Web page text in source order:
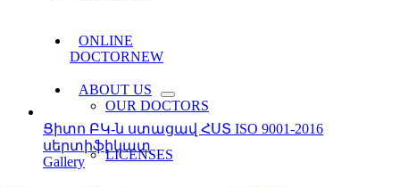
ONLINE
DOCTORNEW
ABOUT US
OUR DOCTORS
LICENSES
Ցիտո ԲԿ-ն ստացավ ՀՍՏ ISO 9001-2016
սերտիֆիկատ
Gallery